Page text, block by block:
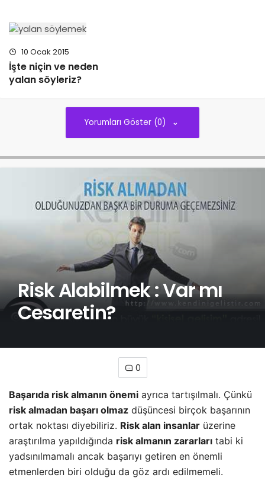
10 Ocak 2015
İşte niçin ve neden
yalan söyleriz?
Yorumları Göster (0)
Risk Alabilmek : Var mı
Cesaretin?
0
Başarıda risk almanın önemi ayrıca tartışılmalı. Çünkü
risk almadan başarı olmaz düşüncesi birçok başarının
ortak noktası diyebiliriz. Risk alan insanlar üzerine
araştırılma yapıldığında risk almanın zararları tabi ki
yadsınılmamalı ancak başarıyı getiren en önemli
etmenlerden biri olduğu da göz ardı edilmemeli.